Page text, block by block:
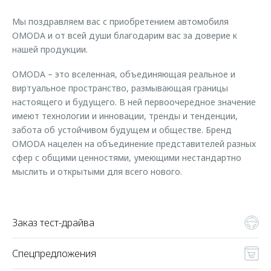
Кредитный калькулятор
Аксессуары
Одежда и сувениры
Оригинальные аксессуары
Запчасти
Трейд-ин
Калькулятор трейд-ин
O&J Автоклуб
Клуб владельцев OMODA
Приложение O&J
Аксессуары
Одежда и сувениры
Оригинальные аксессуары
Запчасти
Обратная связь
Мы поздравляем вас с приобретением автомобиля
OMODA и от всей души благодарим вас за доверие к
нашей продукции.
OMODA – это вселенная, объединяющая реальное и
виртуальное пространство, размывающая границы
настоящего и будущего. В ней первоочередное значение
имеют технологии и инновации, тренды и тенденции,
забота об устойчивом будущем и обществе. Бренд
OMODA нацелен на объединение представителей разных
сфер с общими ценностями, умеющими нестандартно
мыслить и открытыми для всего нового.
Заказ тест-драйва
Спецпредложения